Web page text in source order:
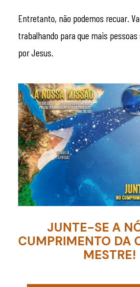
Entretanto, não podemos recuar.
trabalhando para que mais
por Jesus.
JUNTE-SE A
CUMPRIMENTO DA
MESTRE!